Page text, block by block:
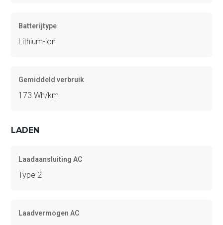
Batterijtype
Lithium-ion
Gemiddeld verbruik
173 Wh/km
LADEN
Laadaansluiting AC
Type 2
Laadvermogen AC